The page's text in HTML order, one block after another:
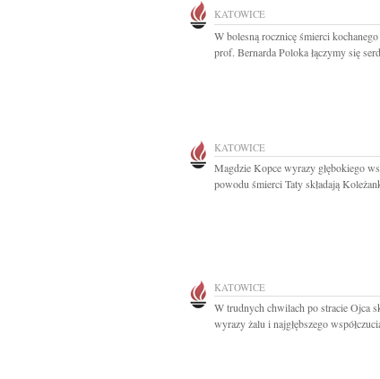
KATOWICE
W bolesną rocznicę śmierci
prof. Bernarda Poloka łączymy się
KATOWICE
Magdzie Kopce wyrazy głębokiego
powodu śmierci Taty składają
KATOWICE
W trudnych chwilach po stracie Ojca
wyrazy żalu i najgłębszego